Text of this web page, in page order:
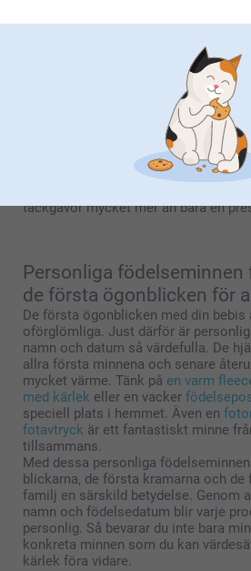
tackgåvor gör stor skillnad. När du
födelsekort återkomma i dina askar,
eller etiketter skapar du en elegant
Tänk på samma färger, liknande
illustrationer som passar perfekt
n genomtänkt presentation av
extra stämning och gör allt ännu mer
display för tackgåvoreller
bord med raffinerade detaljer och
tackgåvor mycket mer än bara en
Personliga födelseminnen
de första ögonblicken för
De första ögonblicken med din bebis
oförglömliga. Just därför är
namn och datum så värdefulla. De
allra första minnena och senare
mycket värme. Tänk på en varm
med kärlek eller en vacker
speciell plats i hemmet. Även en
fotavtryck är ett fantastiskt minne
tillsammans.
Med dessa personliga
blickarna, de första kramarna och de
familj en särskild betydelse. Genom
namn och födelsedatum blir varje
personlig. Så bevarar du inte bara
konkreta minnen som du kan
kärlek föra vidare.